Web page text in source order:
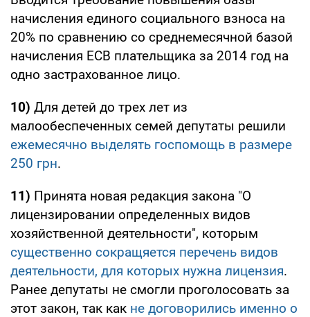
начисления единого социального взноса на
20% по сравнению со среднемесячной базой
начисления ЕСВ плательщика за 2014 год на
одно застрахованное лицо.
10) Для детей до трех лет из
малообеспеченных семей депутаты решили
ежемесячно выделять госпомощь в размере
250 грн.
11) Принята новая редакция закона "О
лицензировании определенных видов
хозяйственной деятельности", которым
существенно сокращяется перечень видов
деятельности, для которых нужна лицензия.
Ранее депутаты не смогли проголосовать за
этот закон, так как не договорились именно о